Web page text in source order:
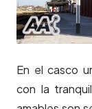
En el casco
con la